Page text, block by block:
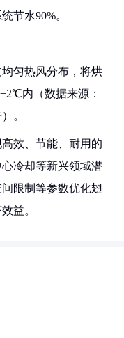
节水90%。
匀热风分布，将烘
内（数据来源：
。
效、节能、耐用的
冷却等新兴领域潜
限制等参数优化翅
益。